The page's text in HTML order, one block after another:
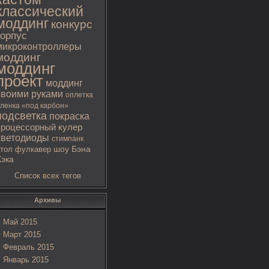
конкурс
моддинг
руками оплетка
«под карбон»
покраска
кулер
стимпанк
фулкавер шоу Бэна
Список всех тегов
Архивы
Май 2015
Март 2015
Февраль 2015
Январь 2015